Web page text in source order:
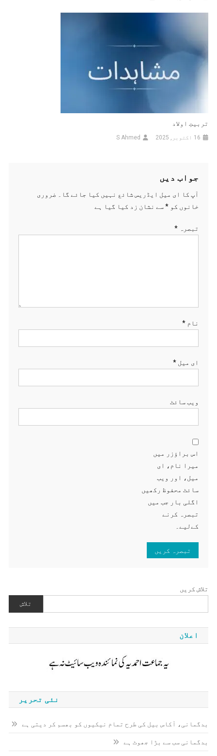
تربیتِ اولاد
16 اکتوبر, 2025 S Ahmed
جواب دیں
آپ کا ای میل ایڈریس شائع نہیں کیا جائے گا۔
ضروری
خانوں کو *سے نشان زد کیا گیا ہے
تبصرہ *
نام *
ای میل *
ویب‌ سائٹ
اس براؤزر میں
میرا نام، ای
میل، اور ویب
سائٹ محفوظ رکھیں
اگلی بار جب میں
تبصرہ کرنے
کےلیے۔
تلاش کریں
تلاش
اعلان
نئی تحریر
بدگمانی، آکاس بیل کی طرح تمام نیکیوں کو بھسم کر دیتی ہے
بدگمانی سب سے بڑا جھوٹ ہے